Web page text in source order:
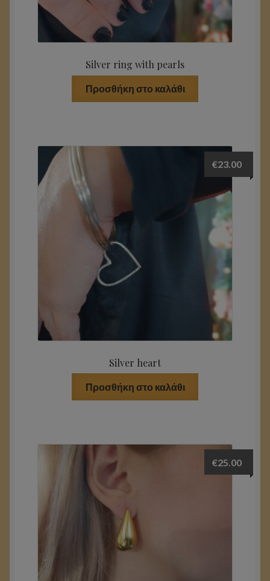
Silver ring with pearls
Προσθήκη στο καλάθι
Silver heart
€23.00
Προσθήκη στο καλάθι
€25.00